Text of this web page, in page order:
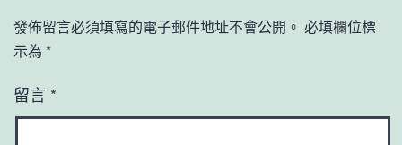
發佈留言必須填寫的電子郵件地址不會公開。 必填欄位標
示為 *
留言 *